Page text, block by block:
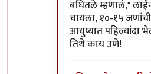
बघितले म्हणालं,"
चायला, १०-१५
आयुष्यात पहिल्यांदा
तिथे काय उणे!